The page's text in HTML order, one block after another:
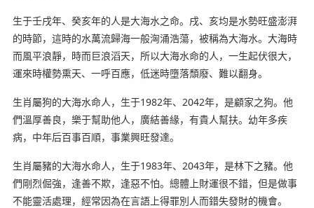
生于壬戌年、癸亥年的人是大海水之命。戌、亥均是水勢旺盛澎湃
的時節，這時的水萬流歸海一般洶涌浩蕩，被稱為大海水。大海時
而風平浪靜，時而巨浪滔天，所以大海水命的人，一生起伏很大，
運來時權勢熏天、一呼百應，低迷時墮落頹廢、難以翻身。
生肖屬狗的大海水命人，生于1982年、2042年，是顧家之狗。他
們溫厚善良，樂于幫助他人，廣結善緣，有貴人幫扶。幼年多疾
病，中年后百事百順，事業興旺發達。
生肖屬豬的大海水命人，生于1983年、2043年，是林下之豬。他
們剛烈倔強，逢善不欺，逢惡不怕。總體上財運很不錯，但是做事
不能靈活處理，經常因為在言語上得罪別人而錯失發財的機會。